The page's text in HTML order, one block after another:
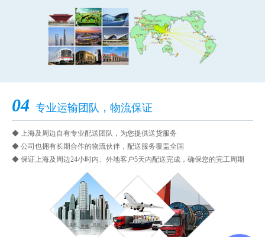
04 专业运输团队，物流保证
◆ 上海及周边自有专业配送团队，为您提供送货服务
◆ 公司也拥有长期合作的物流伙伴，配送服务覆盖全国
◆ 保证上海及周边24小时内、外地客户5天内配送完成，确保您的完工周期